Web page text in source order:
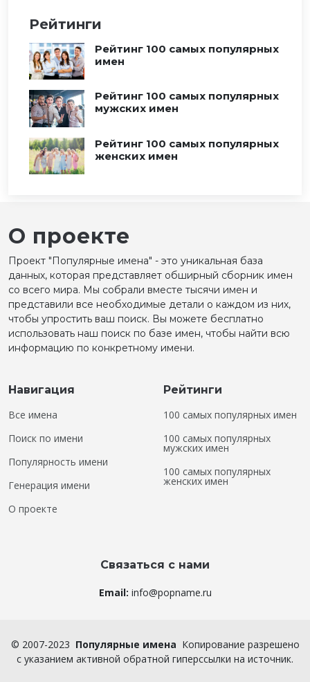
Рейтинги
Рейтинг 100 самых популярных
имен
Рейтинг 100 самых популярных
мужских имен
Рейтинг 100 самых популярных
женских имен
О проекте
Проект "Популярные имена" - это уникальная база
данных, которая представляет обширный сборник имен
со всего мира. Мы собрали вместе тысячи имен и
представили все необходимые детали о каждом из них,
чтобы упростить ваш поиск. Вы можете бесплатно
использовать наш поиск по базе имен, чтобы найти всю
информацию по конкретному имени.
Навигация
Все имена
Поиск по имени
Популярность имени
Генерация имени
О проекте
Рейтинги
100 самых популярных имен
100 самых популярных
мужских имен
100 самых популярных
женских имен
Связаться с нами
Email: info@popname.ru
© 2007-2023 Популярные имена Копирование разрешено
с указанием активной обратной гиперссылки на источник.